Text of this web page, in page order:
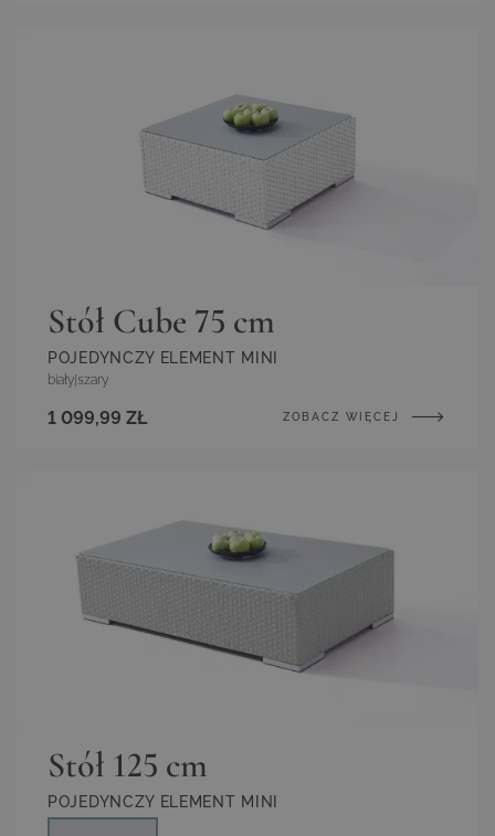
Stół Cube 75 cm
POJEDYNCZY ELEMENT MINI
biały szary
1 099,99 ZŁ ZOBACZ WIĘCEJ
Stół 125 cm
POJEDYNCZY ELEMENT MINI